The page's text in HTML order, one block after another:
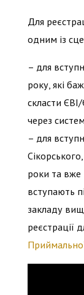
Для
одним із
– для
року, які
скласти
через
– для
роки та
вступають
закладу
реєстрації